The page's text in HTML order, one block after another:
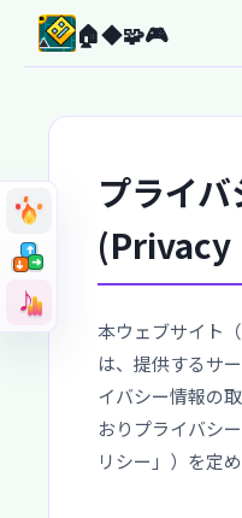
➜
➜
➜
♪
➜
➜
🏠◆🧩🎮
プライ
(Privacy
本ウェブサイト
は、提供するサ
イバシー情報の
おりプライバシ
リシー」）を定め